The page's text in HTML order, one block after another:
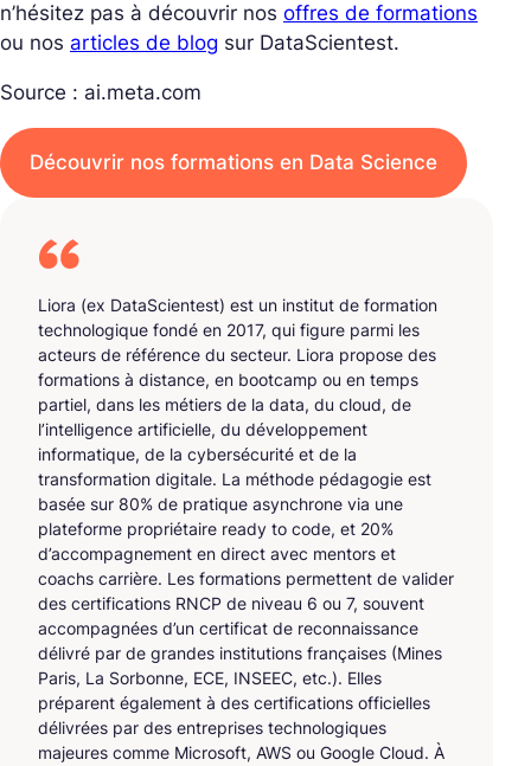
n’hésitez pas à découvrir nos offres de formations
ou nos articles de blog sur DataScientest.
Source : ai.meta.com
Découvrir nos formations en Data Science
Liora (ex DataScientest) est un institut de formation
technologique fondé en 2017, qui figure parmi les
acteurs de référence du secteur. Liora propose des
formations à distance, en bootcamp ou en temps
partiel, dans les métiers de la data, du cloud, de
l’intelligence artificielle, du développement
informatique, de la cybersécurité et de la
transformation digitale. La méthode pédagogie est
basée sur 80% de pratique asynchrone via une
plateforme propriétaire ready to code, et 20%
d’accompagnement en direct avec mentors et
coachs carrière. Les formations permettent de valider
des certifications RNCP de niveau 6 ou 7, souvent
accompagnées d’un certificat de reconnaissance
délivré par de grandes institutions françaises (Mines
Paris, La Sorbonne, ECE, INSEEC, etc.). Elles
préparent également à des certifications officielles
délivrées par des entreprises technologiques
majeures comme Microsoft, AWS ou Google Cloud. À